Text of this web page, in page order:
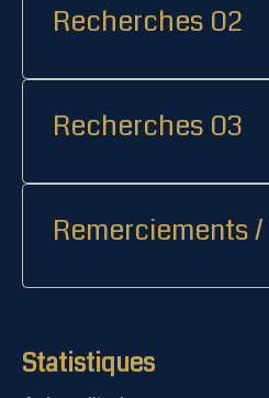
Recherches 02
Recherches 03
Remerciements
Statistiques